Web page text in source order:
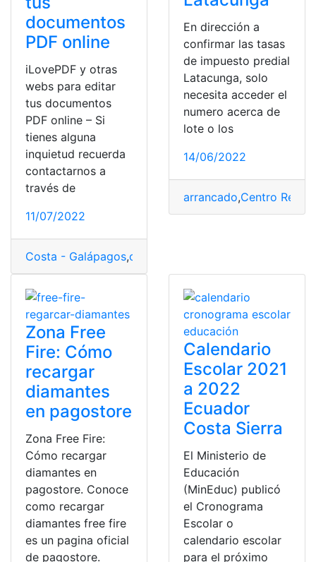
documentos
PDF online
iLovePDF y otras
webs para editar
tus documentos
PDF online – Si
tienes alguna
inquietud recuerda
contactarnos a
través de
11/07/2022
Costa - Galápagos,costa - galápagos
En dirección a
confirmar las tasas
de impuesto predial
Latacunga, solo
necesita acceder el
numero acerca de
lote o los
14/06/2022
arrancado,Centro
Zona Free
Fire: Cómo
recargar
diamantes
en pagostore
Zona Free Fire:
Cómo recargar
diamantes en
pagostore. Conoce
como recargar
diamantes free fire
es un pagina oficial
de pagostore.
Calendario
Escolar 2021
a 2022
Ecuador
Costa Sierra
El Ministerio de
Educación
(MinEduc) publicó
el Cronograma
Escolar o
calendario escolar
para el próximo